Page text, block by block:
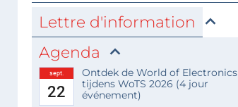
Lettre d'information
Agenda
sept.
22
Ontdek de World of Electronics
tijdens WoTS 2026 (4 jour
événement)